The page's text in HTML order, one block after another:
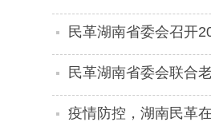
民革湖南省委会召开
民革湖南省委会联合
疫情防控，湖南民革